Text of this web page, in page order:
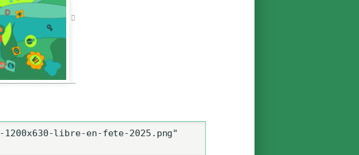
libre-en-fete-2025.png"